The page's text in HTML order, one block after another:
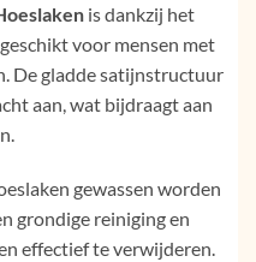
is dankzij het
voor mensen met
De gladde satijnstructuur
aan, wat bijdraagt aan
gewassen worden
grondige reiniging en
effectief te verwijderen.